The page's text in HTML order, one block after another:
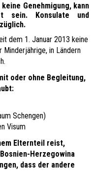
Genehmigung, kann
sein. Konsulate und
dem 1. Januar 2013 keine
Minderjährige, in Ländern
oder ohne Begleitung,
Schengen)
Visum
Elternteil reist,
Herzegowina
dass der andere